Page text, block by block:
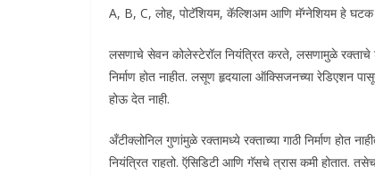
A, B, C, लोह, पोटॅशियम, कॅल्शिअम आणि मॅग्नेशियम हे घटक
लसणाचे सेवन कोलेस्टेरॉल नियंत्रित करते, लसणामुळे रक्ताचे
निर्माण होत नाहीत. लसूण हृदयाला ऑक्सिजनच्या रेडिएशन
होऊ देत नाही.
अँटीक्लोनिल गुणांमुळे रक्तामध्ये रक्ताच्या गाठी निर्माण होत
नियंत्रित राहतो. ऍसिडिटी आणि गॅसचे त्रास कमी होतात.